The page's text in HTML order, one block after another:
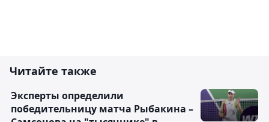
Читайте также
Эксперты определили
победительницу матча Рыбакина –